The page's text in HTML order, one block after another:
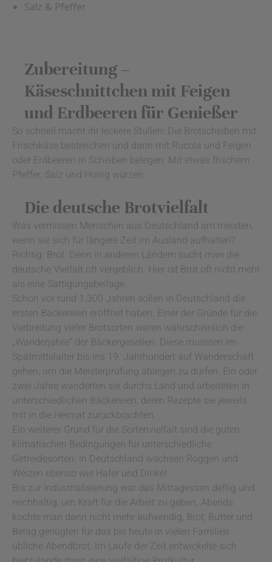
Salz & Pfeffer
Zubereitung –
Käseschnittchen mit Feigen
und Erdbeeren für Genießer
So schnell macht ihr leckere Stullen: Die Brotscheiben mit
Frischkäse bestreichen und dann mit Rucola und Feigen
oder Erdbeeren in Scheiben belegen. Mit etwas frischem
Pfeffer, Salz und Honig würzen.
Die deutsche Brotvielfalt
Was vermissen Menschen aus Deutschland am meisten,
wenn sie sich für längere Zeit im Ausland aufhalten?
Richtig: Brot. Denn in anderen Ländern sucht man die
deutsche Vielfalt oft vergeblich. Hier ist Brot oft nicht mehr
als eine Sättigungsbeilage.
Schon vor rund 1.300 Jahren sollen in Deutschland die
ersten Bäckereien eröffnet haben. Einer der Gründe für die
Verbreitung vieler Brotsorten waren wahrscheinlich die
„Wanderjahre“ der Bäckergesellen. Diese mussten im
Spätmittelalter bis ins 19. Jahrhundert auf Wanderschaft
gehen, um die Meisterprüfung ablegen zu dürfen. Ein oder
zwei Jahre wanderten sie durchs Land und arbeiteten in
unterschiedlichen Bäckereien, deren Rezepte sie jeweils
mit in die Heimat zurückbrachten.
Ein weiterer Grund für die Sortenvielfalt sind die guten
klimatischen Bedingungen für unterschiedliche
Getreidesorten: In Deutschland wachsen Roggen und
Weizen ebenso wie Hafer und Dinkel.
Bis zur Industrialisierung war das Mittagessen deftig und
reichhaltig, um Kraft für die Arbeit zu geben. Abends
kochte man dann nicht mehr aufwendig, Brot, Butter und
Belag genügten für das bis heute in vielen Familien
übliche Abendbrot. Im Laufe der Zeit entwickelte sich